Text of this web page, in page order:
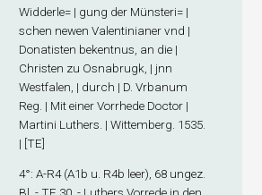
Widderle= | gung der Münsteri= |
schen newen Valentinianer vnd |
Donatisten bekentnus, an die |
Christen zu Osnabrugk, | jnn
Westfalen, | durch | D. Vrbanum
Reg. | Mit einer Vorrhede Doctor |
Martini Luthers. | Wittemberg. 1535.
| [TE]
4°: A-R4(A1b u. R4b leer), 68 ungez.